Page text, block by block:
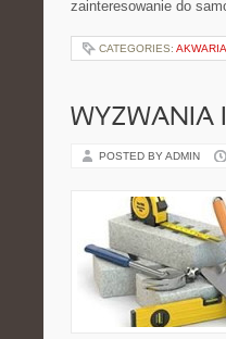
zainteresowanie do
CATEGORIES:
WYZWANIA
POSTED BY ADMIN